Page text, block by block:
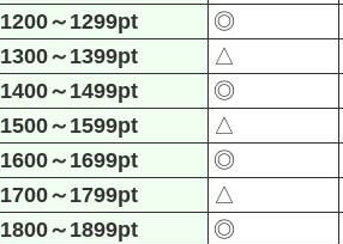
1200～1299pt
◎
1300～1399pt
△
1400～1499pt
◎
1500～1599pt
△
1600～1699pt
◎
1700～1799pt
△
1800～1899pt
◎